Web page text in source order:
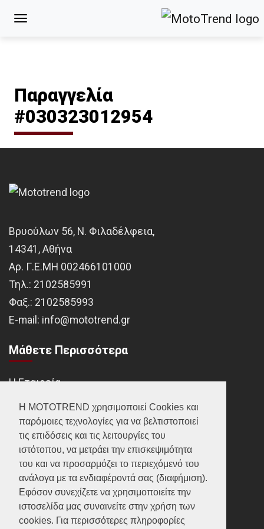
Η MOTOTREND χρησιμοποιεί Cookies και
παρόμοιες τεχνολογίες για να βελτιστοποιεί
τις επιδόσεις και τις λειτουργίες του
ιστότοπου, να μετράει την επισκεψιμότητα
του και να προσαρμόζει το περιεχόμενό του
ανάλογα με τα ενδιαφέροντά σας (διαφήμιση).
Εφόσον συνεχίζετε να χρησιμοποιείτε την
ιστοσελίδα μας συναινείτε στην χρήση των
cookies. Για περισσότερες πληροφορίες
Παραγγελία
#030323012954
Βρυούλων 56, Ν. Φιλαδέλφεια,
14341, Αθήνα
Αρ. Γ.Ε.ΜΗ 002466101000
Τηλ.: 2102585991
Φαξ.: 2102585993
Ε-mail: info@mototrend.gr
Μάθετε Περισσότερα
Η Εταιρεία
Brands
Νέα
Οικονομικά στοιχεία
Υποστήριξη
Επικοινωνία